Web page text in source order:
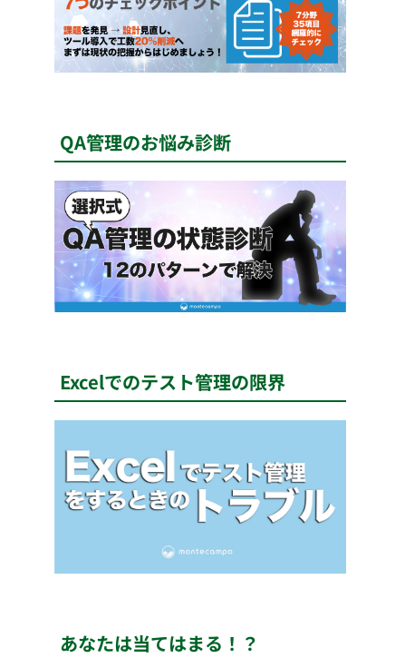
QA管理のお悩み診断
Excelでのテスト管理の限界
あなたは当てはまる！？